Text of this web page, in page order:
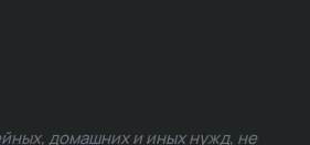
домашних и иных нужд, не